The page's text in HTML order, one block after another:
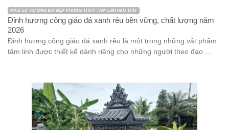
MẪU LƯ HƯƠNG ĐÁ ĐẸP PHONG THỦY TÂM LINH ĐỒ THỜ
Đỉnh hương công giáo đá xanh rêu bền vững, chất lượng năm
2026
Đỉnh hương công giáo đá xanh rêu là một trong những vật phẩm
tâm linh được thiết kế dành riêng cho những người theo đạo ...